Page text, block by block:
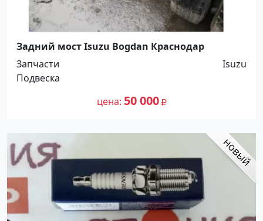
Задний мост Isuzu Bogdan Краснодар
Запчасти
Isuzu
Подвеска
цена 50 000